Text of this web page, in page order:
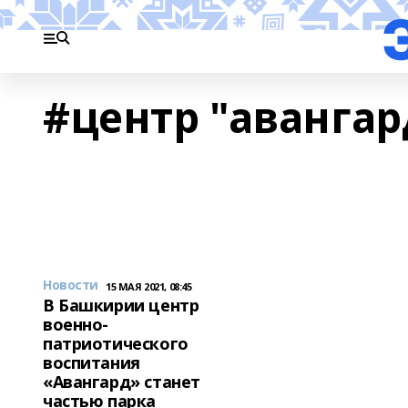
#центр
Новости 15 МАЯ 2021, 08:45
В Башкирии центр
военно-
патриотического
воспитания
«Авангард» станет
частью парка